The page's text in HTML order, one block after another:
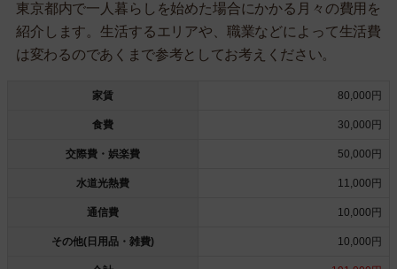
東京都内で一人暮らしを始めた場合にかかる月々の費用を
紹介します。生活するエリアや、職業などによって生活費
は変わるのであくまで参考としてお考えください。
家賃 80,000円
食費 30,000円
交際費・娯楽費 50,000円
水道光熱費 11,000円
通信費 10,000円
その他(日用品・雑費) 10,000円